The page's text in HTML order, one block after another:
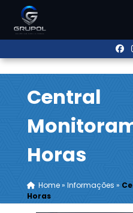
Central
Horas
Home» Informações »
Horas